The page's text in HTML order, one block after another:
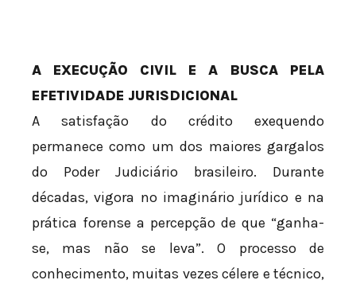
A EXECUÇÃO CIVIL E A BUSCA PELA
EFETIVIDADE JURISDICIONAL
A satisfação do crédito exequendo
permanece como um dos maiores gargalos
do Poder Judiciário brasileiro. Durante
décadas, vigora no imaginário jurídico e na
prática forense a percepção de que “ganha-
se, mas não se leva”. O processo de
conhecimento, muitas vezes célere e técnico,